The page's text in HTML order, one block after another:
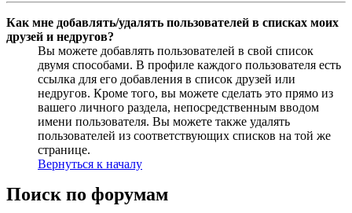
Как мне добавлять/удалять пользователей в списках моих
друзей и недругов?
Вы можете добавлять пользователей в свой список
двумя способами. В профиле каждого пользователя есть
ссылка для его добавления в список друзей или
недругов. Кроме того, вы можете сделать это прямо из
вашего личного раздела, непосредственным вводом
имени пользователя. Вы можете также удалять
пользователей из соответствующих списков на той же
странице.
Вернуться к началу
Поиск по форумам